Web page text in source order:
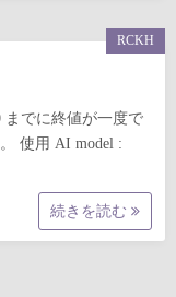
までに終値が一度で
使用 AI model :
続きを読む
RCKH